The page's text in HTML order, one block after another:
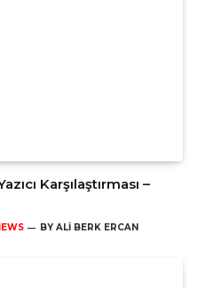
Karşılaştırması –
BY ALI BERK ERCAN